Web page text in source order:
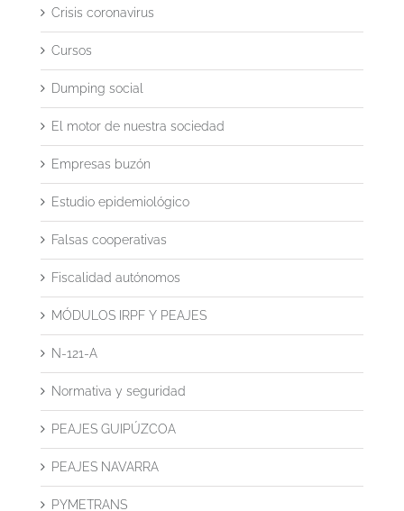
Crisis coronavirus
Cursos
Dumping social
El motor de nuestra sociedad
Empresas buzón
Estudio epidemiológico
Falsas cooperativas
Fiscalidad autónomos
MÓDULOS IRPF Y PEAJES
N-121-A
Normativa y seguridad
PEAJES GUIPÚZCOA
PEAJES NAVARRA
PYMETRANS